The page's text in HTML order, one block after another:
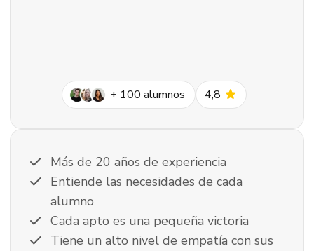
check Más de 20 años de experiencia
check Entiende las necesidades de cada
alumno
check Cada apto es una pequeña victoria
check Tiene un alto nivel de empatía con sus
+ 100 alumnos 4,8 star